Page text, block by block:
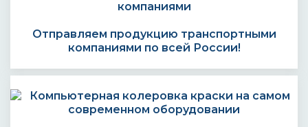
Отправляем продукцию транспортными
компаниями по всей России!